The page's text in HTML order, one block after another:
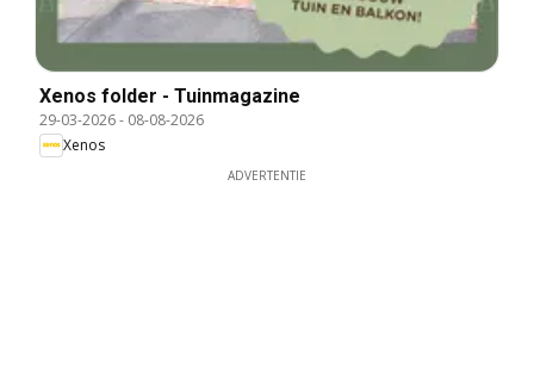
Xenos folder - Tuinmagazine
29-03-2026- 08-08-2026
Xenos
ADVERTENTIE